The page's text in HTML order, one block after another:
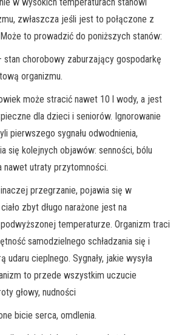
zwłaszcza jeśli jest to połączone z
to prowadzić do poniższych stanów:
stan chorobowy zaburzający gospodarkę
organizmu.
może stracić nawet 10 l wody, a jest
dla dzieci i seniorów. Ignorowanie
pierwszego sygnału odwodnienia,
się kolejnych objawów: senności, bólu
nawet utraty przytomności.
przegrzanie, pojawia się w
zbyt długo narażone jest na
temperaturze. Organizm traci
samodzielnego schładzania się i
udaru cieplnego. Sygnały, jakie wysyła
to przede wszystkim uczucie
głowy, nudności
bicie serca, omdlenia.